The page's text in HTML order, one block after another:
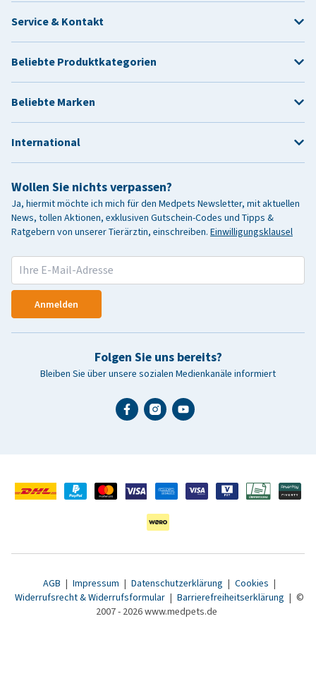
Wollen Sie nichts verpassen?
Ja, hiermit möchte ich mich für den Medpets Newsletter, mit aktuellen
News, tollen Aktionen, exklusiven Gutschein-Codes und Tipps &
Ratgebern von unserer Tierärztin, einschreiben. Einwilligungsklausel
Anmelden
Folgen Sie uns bereits?
Bleiben Sie über unsere sozialen Medienkanäle informiert
Service & Kontakt
Beliebte Produktkategorien
Beliebte Marken
International
AGB | Impressum | Datenschutzerklärung | Cookies |
Widerrufsrecht & Widerrufsformular | Barrierefreiheitserklärung | ©
2007 - 2026 www.medpets.de